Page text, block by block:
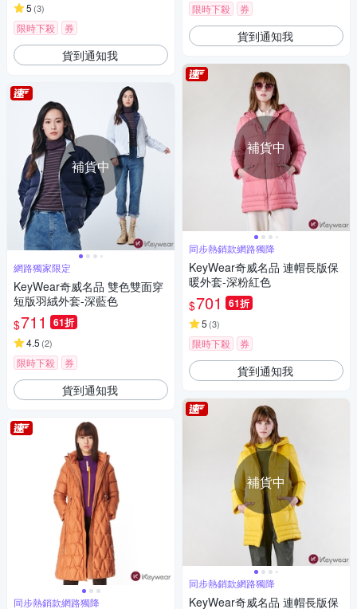
5 (3)
限時下殺 券
貨到通知我
補貨中
網路獨家限定
KeyWear奇威名品 雙色雙面穿
短版羽絨外套-深藍色
$711 61折
4.5 (2)
限時下殺 券
貨到通知我
同步熱銷款網路獨降
限時下殺 券
貨到通知我
補貨中
同步熱銷款網路獨降
KeyWear奇威名品 連帽長版保
暖外套-深粉紅色
$701 61折
5 (3)
限時下殺 券
貨到通知我
補貨中
同步熱銷款網路獨降
KeyWear奇威名品 連帽長版保